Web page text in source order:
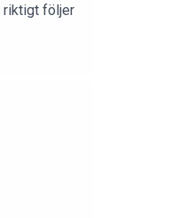
riktigt följer